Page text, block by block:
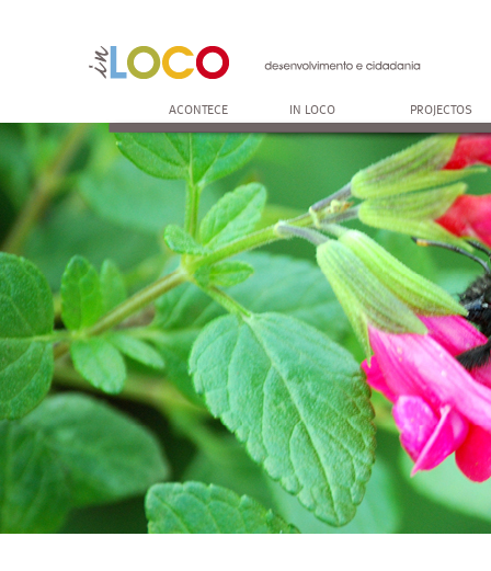
ACONTECE IN LOCO PROJECTOS